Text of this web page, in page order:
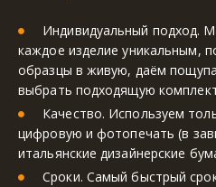
Индивидуальный подход.
каждое изделие уникальным,
образцы в живую, даём
выбрать подходящую
Качество. Используем
цифровую и фотопечать (в
итальянские дизайнерские
Сроки. Самый быстрый